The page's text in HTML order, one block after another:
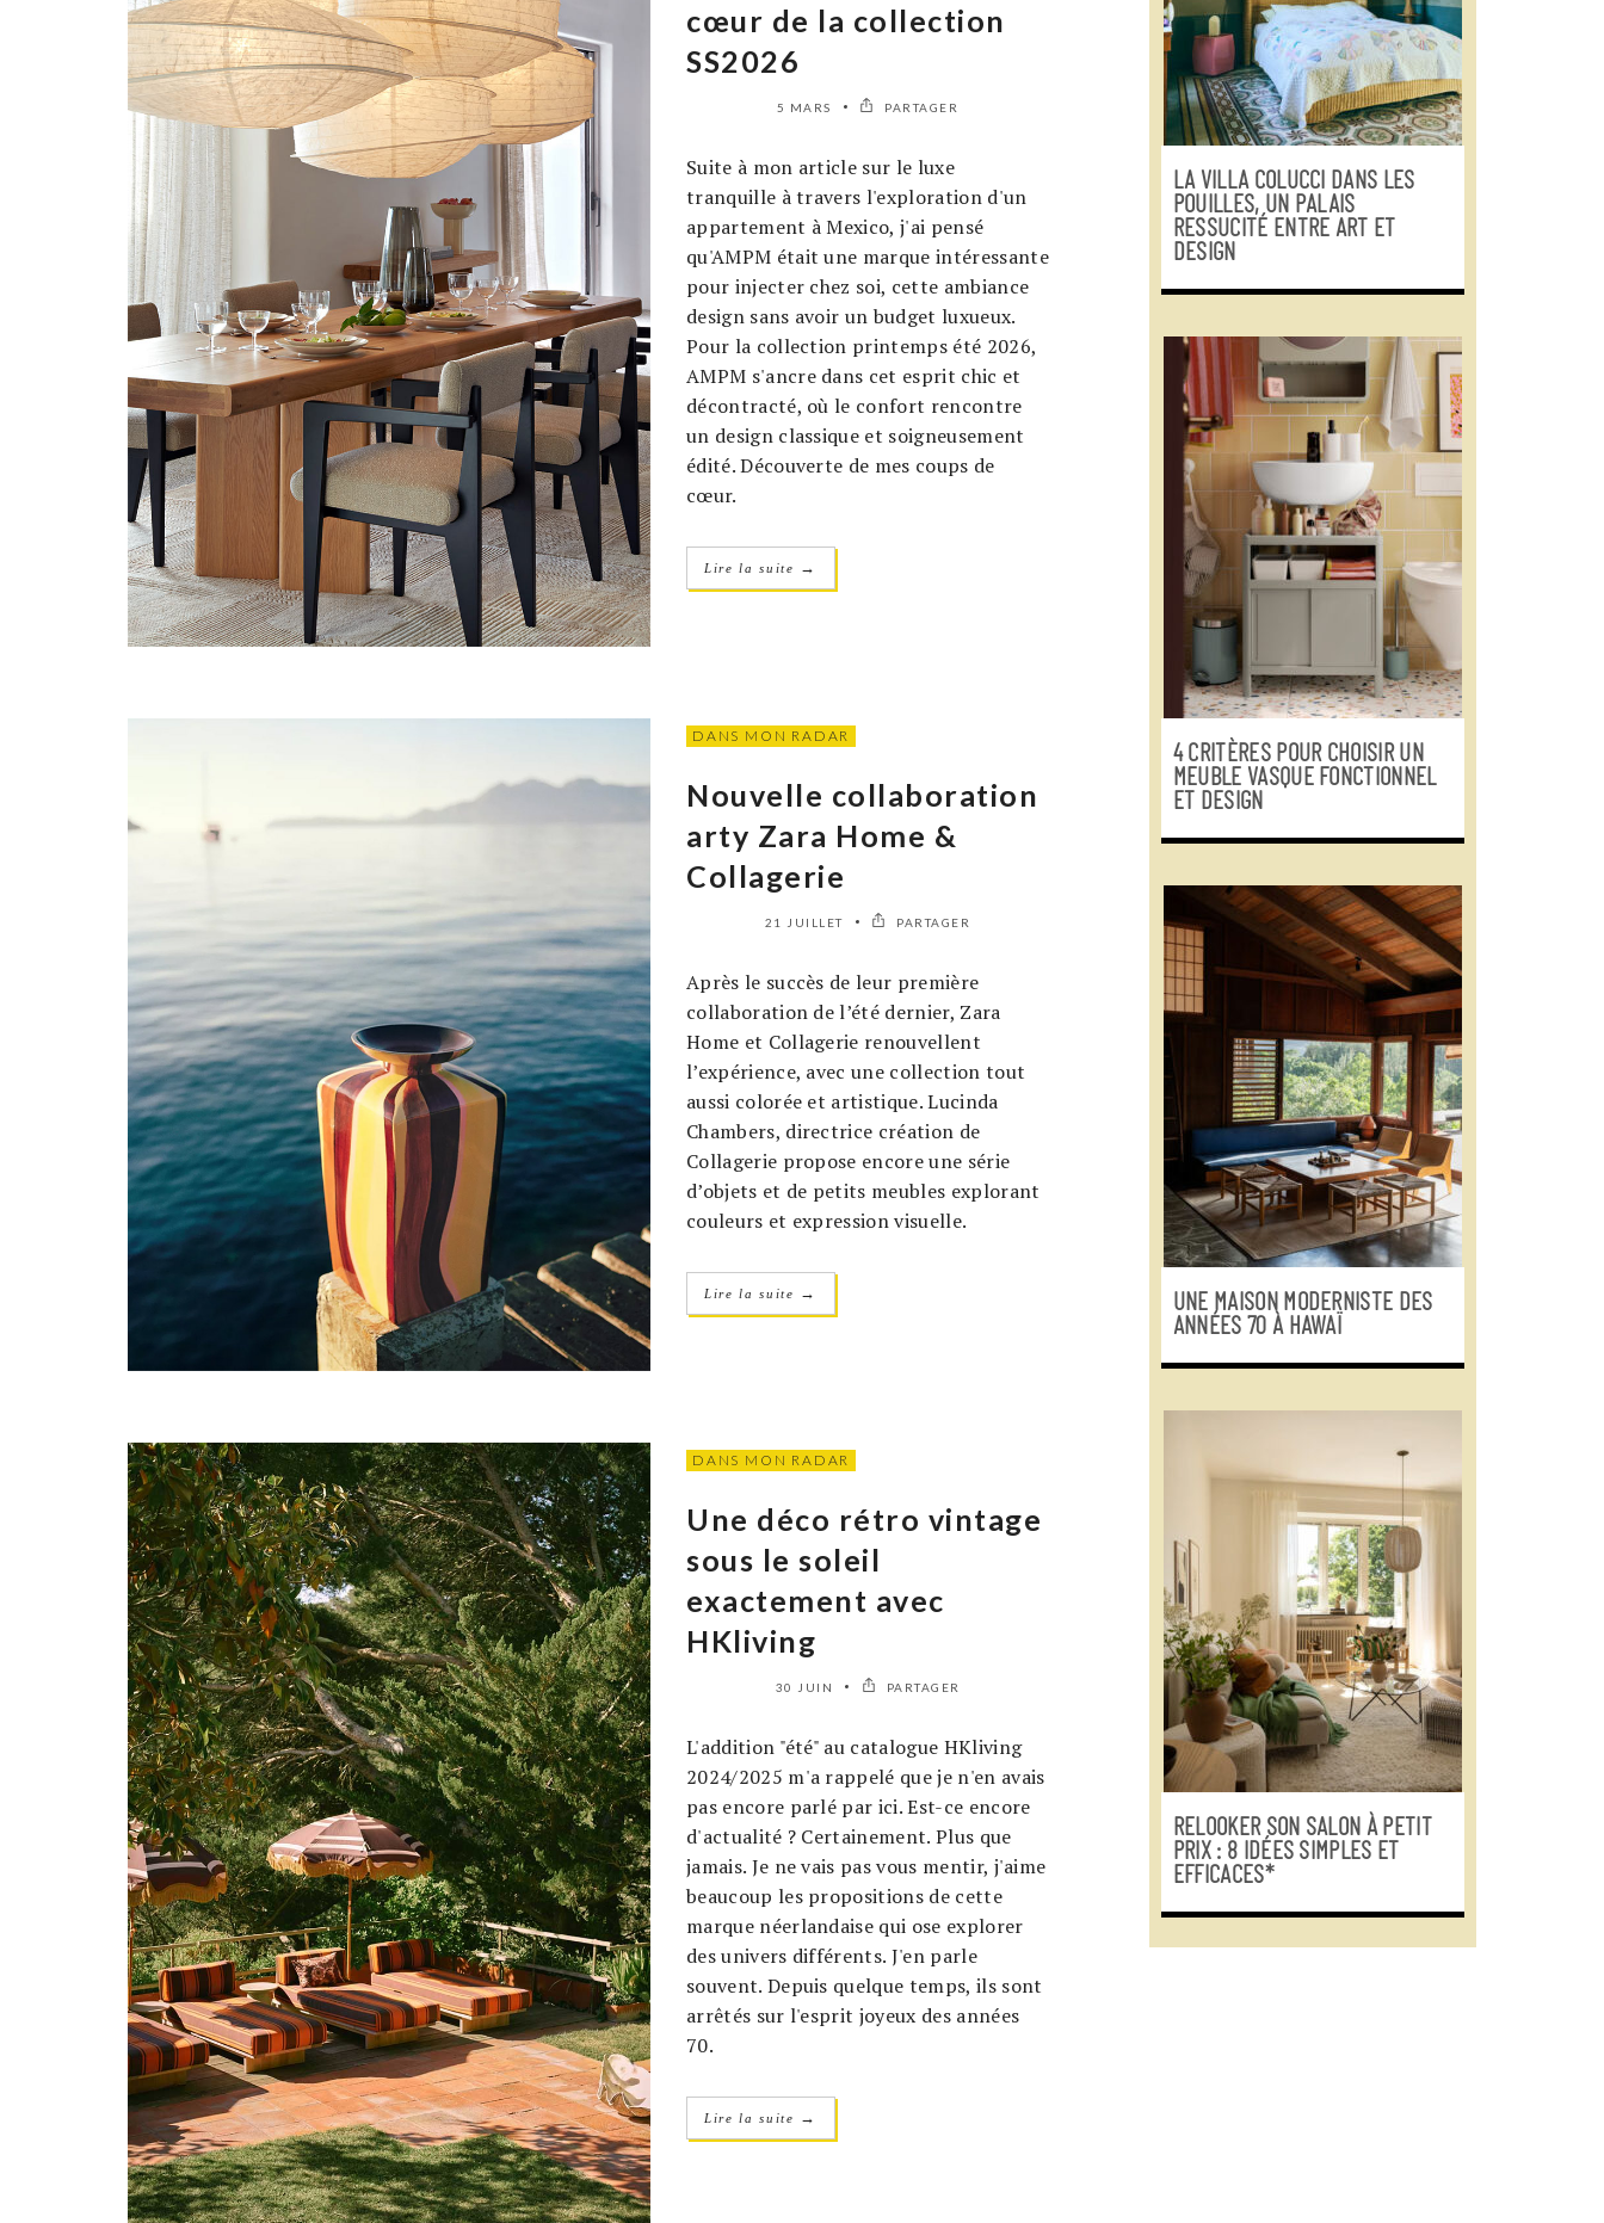
cœur de la collection
SS2026
5 MARS PARTAGER
Suite à mon article sur le luxe
tranquille à travers l'exploration d'un
appartement à Mexico, j'ai pensé
qu'AMPM était une marque intéressante
pour injecter chez soi, cette ambiance
design sans avoir un budget luxueux.
Pour la collection printemps été 2026,
AMPM s'ancre dans cet esprit chic et
décontracté, où le confort rencontre
un design classique et soigneusement
édité. Découverte de mes coups de
cœur.
Lire la suite →
DANS MON RADAR
Nouvelle collaboration
arty Zara Home &
Collagerie
21 JUILLET PARTAGER
Après le succès de leur première
collaboration de l’été dernier, Zara
Home et Collagerie renouvellent
l’expérience, avec une collection tout
aussi colorée et artistique. Lucinda
Chambers, directrice création de
Collagerie propose encore une série
d’objets et de petits meubles explorant
couleurs et expression visuelle.
Lire la suite →
DANS MON RADAR
Une déco rétro vintage
sous le soleil
exactement avec
HKliving
30 JUIN PARTAGER
L'addition "été" au catalogue HKliving
2024/2025 m'a rappelé que je n'en avais
pas encore parlé par ici. Est-ce encore
d'actualité ? Certainement. Plus que
jamais. Je ne vais pas vous mentir, j'aime
beaucoup les propositions de cette
marque néerlandaise qui ose explorer
des univers différents. J'en parle
souvent. Depuis quelque temps, ils sont
arrêtés sur l'esprit joyeux des années
70.
Lire la suite →
LA VILLA COLUCCI DANS LES
POUILLES, UN PALAIS
RESSUCITÉ ENTRE ART ET
DESIGN
4 CRITÈRES POUR CHOISIR UN
MEUBLE VASQUE FONCTIONNEL
ET DESIGN
UNE MAISON MODERNISTE DES
ANNÉES 70 À HAWAÏ
RELOOKER SON SALON À PETIT
PRIX : 8 IDÉES SIMPLES ET
EFFICACES*